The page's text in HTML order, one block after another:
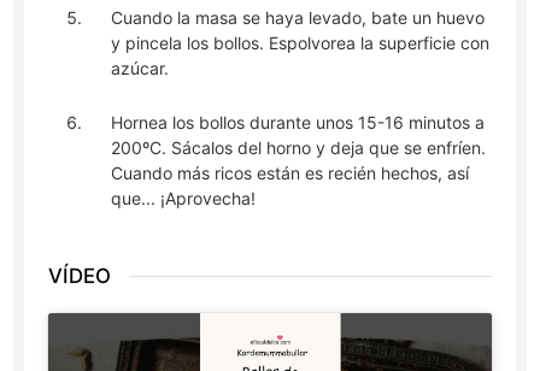
Cuando la masa se haya levado, bate un huevo
y pincela los bollos. Espolvorea la superficie con
azúcar.
Hornea los bollos durante unos 15-16 minutos a
200ºC. Sácalos del horno y deja que se enfríen.
Cuando más ricos están es recién hechos, así
que... ¡Aprovecha!
VÍDEO